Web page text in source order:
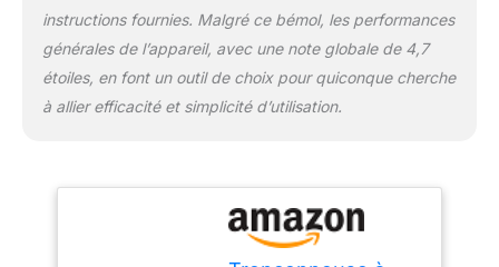
instructions fournies. Malgré ce bémol, les performances
générales de l’appareil, avec une note globale de 4,7
étoiles, en font un outil de choix pour quiconque cherche
à allier efficacité et simplicité d’utilisation.